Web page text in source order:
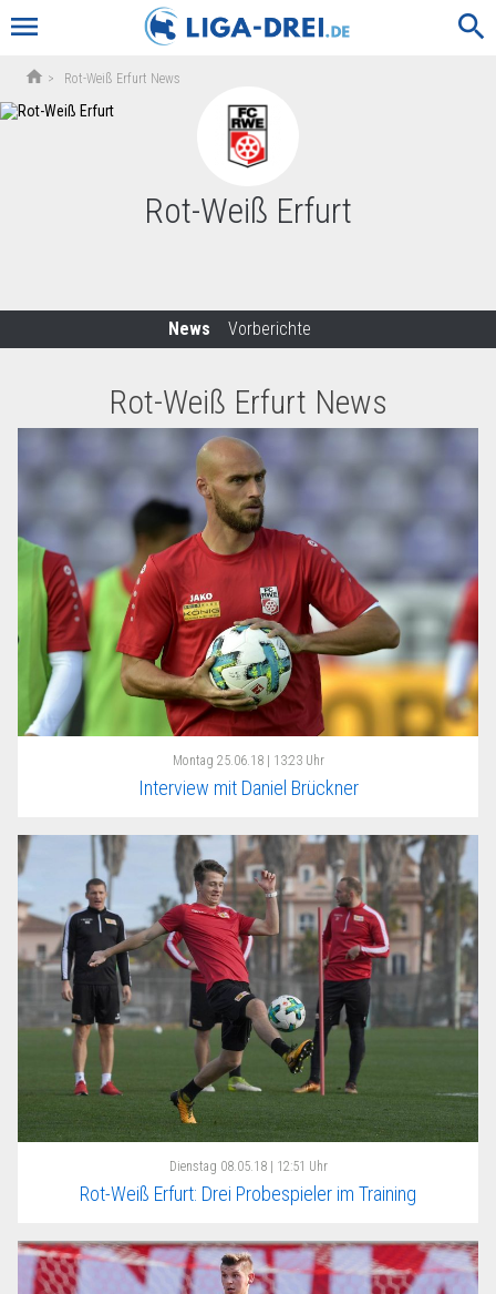
menu search
home > Rot-Weiß Erfurt News
Rot-Weiß Erfurt
News Vorberichte
Rot-Weiß Erfurt News
Montag 25.06.18 | 13:23 Uhr
Interview mit Daniel Brückner
Dienstag 08.05.18 | 12:51 Uhr
Rot-Weiß Erfurt: Drei Probespieler im Training